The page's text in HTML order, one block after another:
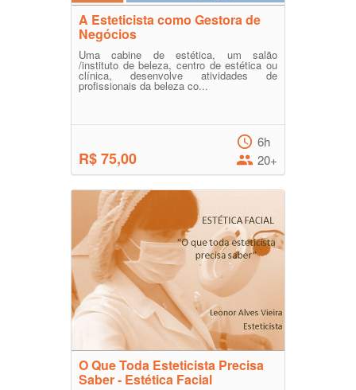
A Esteticista como Gestora de
Negócios
Uma cabine de estética, um salão
/instituto de beleza, centro de estética ou
clínica, desenvolve atividades de
profissionais da beleza co...
R$ 75,00
6h
20+
O Que Toda Esteticista Precisa
Saber - Estética Facial